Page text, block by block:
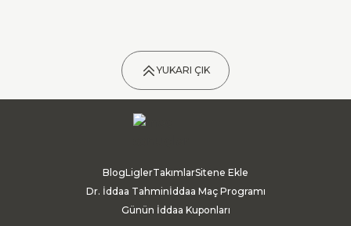
YUKARI ÇIK
BlogLiglerTakımlarSitene Ekle
Dr. İddaa Tahminİddaa Maç Programı
Günün İddaa Kuponları